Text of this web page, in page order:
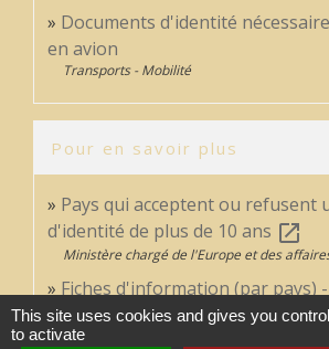
Documents d'identité
en avion
Transports - Mobilité
Pour en savoir plus
Pays qui acceptent ou refusent
d'identité de plus de 10 ans open_in_new
Ministère chargé de l'Europe et des
Fiches d'information (par pays)
validité de la carte d'identitéopen_in_new
Ministère chargé de l'intérieur
This site uses cookies and gives you
to activate